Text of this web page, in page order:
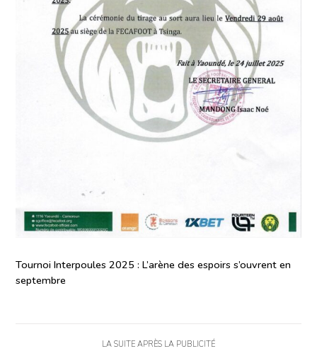
Tournoi Interpoules 2025 : L’arène des espoirs s’ouvrent en
septembre
LA SUITE APRÈS LA PUBLICITÉ